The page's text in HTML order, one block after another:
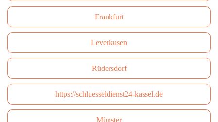
Frankfurt
Leverkusen
Rüdersdorf
https://schluesseldienst24-kassel.de
Münster